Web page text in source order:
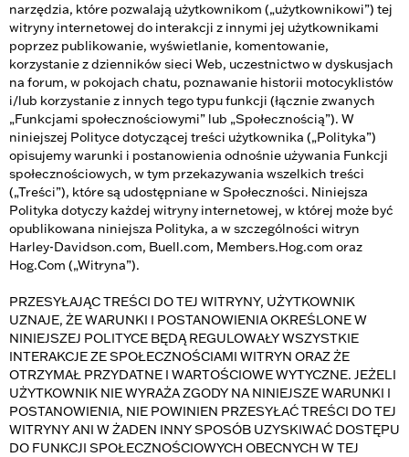
narzędzia, które pozwalają użytkownikom („użytkownikowi”) tej
witryny internetowej do interakcji z innymi jej użytkownikami
poprzez publikowanie, wyświetlanie, komentowanie,
korzystanie z dzienników sieci Web, uczestnictwo w dyskusjach
na forum, w pokojach chatu, poznawanie historii motocyklistów
i/lub korzystanie z innych tego typu funkcji (łącznie zwanych
„Funkcjami społecznościowymi” lub „Społecznością”). W
niniejszej Polityce dotyczącej treści użytkownika („Polityka”)
opisujemy warunki i postanowienia odnośnie używania Funkcji
społecznościowych, w tym przekazywania wszelkich treści
(„Treści”), które są udostępniane w Społeczności. Niniejsza
Polityka dotyczy każdej witryny internetowej, w której może być
opublikowana niniejsza Polityka, a w szczególności witryn
Harley-Davidson.com, Buell.com, Members.Hog.com oraz
Hog.Com („Witryna”).
PRZESYŁAJĄC TREŚCI DO TEJ WITRYNY, UŻYTKOWNIK
UZNAJE, ŻE WARUNKI I POSTANOWIENIA OKREŚLONE W
NINIEJSZEJ POLITYCE BĘDĄ REGULOWAŁY WSZYSTKIE
INTERAKCJE ZE SPOŁECZNOŚCIAMI WITRYN ORAZ ŻE
OTRZYMAŁ PRZYDATNE I WARTOŚCIOWE WYTYCZNE. JEŻELI
UŻYTKOWNIK NIE WYRAŻA ZGODY NA NINIEJSZE WARUNKI I
POSTANOWIENIA, NIE POWINIEN PRZESYŁAĆ TREŚCI DO TEJ
WITRYNY ANI W ŻADEN INNY SPOSÓB UZYSKIWAĆ DOSTĘPU
DO FUNKCJI SPOŁECZNOŚCIOWYCH OBECNYCH W TEJ